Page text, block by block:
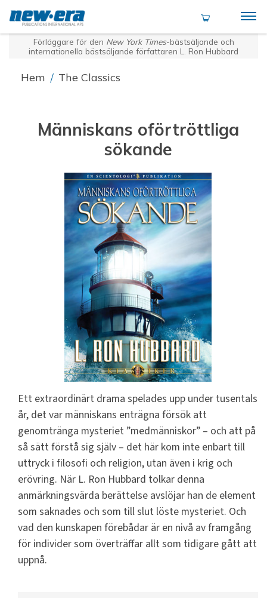
Förläggare för den New York Times-bästsäljande och
internationella bästsäljande författaren L. Ron Hubbard
Hem / The Classics
Människans oförtröttliga
sökande
Ett extraordinärt drama spelades upp under tusentals
år, det var människans enträgna försök att
genomtränga mysteriet ”medmänniskor” – och att på
så sätt förstå sig själv – det här kom inte enbart till
uttryck i filosofi och religion, utan även i krig och
erövring. När L. Ron Hubbard tolkar denna
anmärkningsvärda berättelse avslöjar han de element
som saknades och som till slut löste mysteriet. Och
vad den kunskapen förebådar är en nivå av framgång
för individer som överträffar allt som tidigare gått att
uppnå.